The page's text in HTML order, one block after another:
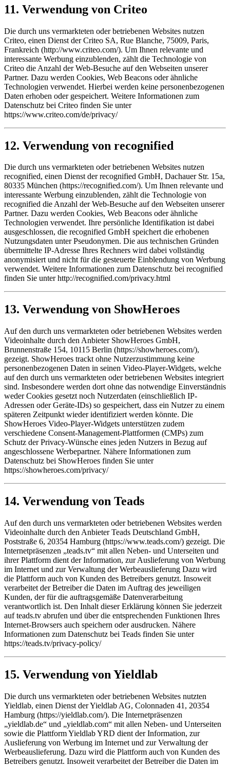
11. Verwendung von Criteo
Die durch uns vermarkteten oder betriebenen Websites nutzen
Criteo, einen Dienst der Criteo SA, Rue Blanche, 75009, Paris,
Frankreich (http://www.criteo.com/). Um Ihnen relevante und
interessante Werbung einzublenden, zählt die Technologie von
Criteo die Anzahl der Web-Besuche auf den Webseiten unserer
Partner. Dazu werden Cookies, Web Beacons oder ähnliche
Technologien verwendet. Hierbei werden keine personenbezogenen
Daten erhoben oder gespeichert. Weitere Informationen zum
Datenschutz bei Criteo finden Sie unter
https://www.criteo.com/de/privacy/
12. Verwendung von recognified
Die durch uns vermarkteten oder betriebenen Websites nutzen
recognified, einen Dienst der recognified GmbH, Dachauer Str. 15a,
80335 München (https://recognified.com/). Um Ihnen relevante und
interessante Werbung einzublenden, zählt die Technologie von
recognified die Anzahl der Web-Besuche auf den Webseiten unserer
Partner. Dazu werden Cookies, Web Beacons oder ähnliche
Technologien verwendet. Ihre persönliche Identifikation ist dabei
ausgeschlossen, die recognified GmbH speichert die erhobenen
Nutzungsdaten unter Pseudonymen. Die aus technischen Gründen
übermittelte IP-Adresse Ihres Rechners wird dabei vollständig
anonymisiert und nicht für die gesteuerte Einblendung von Werbung
verwendet. Weitere Informationen zum Datenschutz bei recognified
finden Sie unter http://recognified.com/privacy.html
13. Verwendung von ShowHeroes
Auf den durch uns vermarkteten oder betriebenen Websites werden
Videoinhalte durch den Anbieter ShowHeroes GmbH,
Brunnenstraße 154, 10115 Berlin (https://showheroes.com/),
gezeigt. ShowHeroes trackt ohne Nutzerzustimmung keine
personenbezogenen Daten in seinen Video-Player-Widgets, welche
auf den durch uns vermarkteten oder betriebenen Websites integriert
sind. Insbesondere werden dort ohne das notwendige Einverständnis
weder Cookies gesetzt noch Nutzerdaten (einschließlich IP-
Adressen oder Geräte-IDs) so gespeichert, dass ein Nutzer zu einem
späteren Zeitpunkt wieder identifiziert werden könnte. Die
ShowHeroes Video-Player-Widgets unterstützen zudem
verschiedene Consent-Management-Plattformen (CMPs) zum
Schutz der Privacy-Wünsche eines jeden Nutzers in Bezug auf
angeschlossene Werbepartner. Nähere Informationen zum
Datenschutz bei ShowHeroes finden Sie unter
https://showheroes.com/privacy/
14. Verwendung von Teads
Auf den durch uns vermarkteten oder betriebenen Websites werden
Videoinhalte durch den Anbieter Teads Deutschland GmbH,
Poststraße 6, 20354 Hamburg (https://www.teads.com/) gezeigt. Die
Internetpräsenzen „teads.tv“ mit allen Neben- und Unterseiten und
ihrer Plattform dient der Information, zur Auslieferung von Werbung
im Internet und zur Verwaltung der Werbeauslieferung Dazu wird
die Plattform auch von Kunden des Betreibers genutzt. Insoweit
verarbeitet der Betreiber die Daten im Auftrag des jeweiligen
Kunden, der für die auftragsgemäße Datenverarbeitung
verantwortlich ist. Den Inhalt dieser Erklärung können Sie jederzeit
auf teads.tv abrufen und über die entsprechenden Funktionen Ihres
Internet-Browsers auch speichern oder ausdrucken. Nähere
Informationen zum Datenschutz bei Teads finden Sie unter
https://teads.tv/privacy-policy/
15. Verwendung von Yieldlab
Die durch uns vermarkteten oder betriebenen Websites nutzten
Yieldlab, einen Dienst der Yieldlab AG, Colonnaden 41, 20354
Hamburg (https://yieldlab.com/). Die Internetpräsenzen
„yieldlab.de“ und „yieldlab.com“ mit allen Neben- und Unterseiten
sowie die Plattform Yieldlab YRD dient der Information, zur
Auslieferung von Werbung im Internet und zur Verwaltung der
Werbeauslieferung. Dazu wird die Plattform auch von Kunden des
Betreibers genutzt. Insoweit verarbeitet der Betreiber die Daten im